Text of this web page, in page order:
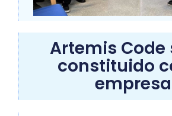
Artemis Code
constituido
empresa